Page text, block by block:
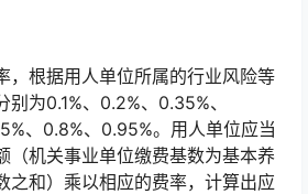
，根据用人单位所属的行业风险等
为0.1%、0.2%、0.35%、
、0.8%、0.95%。用人单位应当
（机关事业单位缴费基数为基本养
之和）乘以相应的费率，计算出应